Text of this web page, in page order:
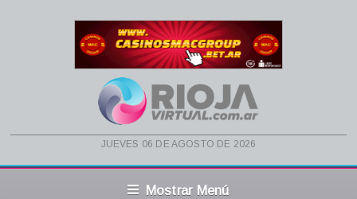
jueves 06 de agosto de 2026
Mostrar Menú